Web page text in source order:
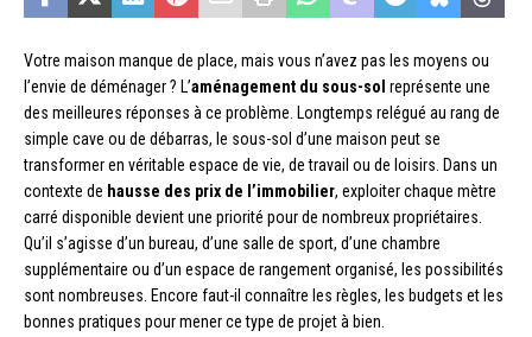
Votre maison manque de place, mais vous n’avez pas les moyens ou
l’envie de déménager ? L’aménagement du sous-sol représente une
des meilleures réponses à ce problème. Longtemps relégué au rang de
simple cave ou de débarras, le sous-sol d’une maison peut se
transformer en véritable espace de vie, de travail ou de loisirs. Dans un
contexte de hausse des prix de l’immobilier, exploiter chaque mètre
carré disponible devient une priorité pour de nombreux propriétaires.
Qu’il s’agisse d’un bureau, d’une salle de sport, d’une chambre
supplémentaire ou d’un espace de rangement organisé, les possibilités
sont nombreuses. Encore faut-il connaître les règles, les budgets et les
bonnes pratiques pour mener ce type de projet à bien.